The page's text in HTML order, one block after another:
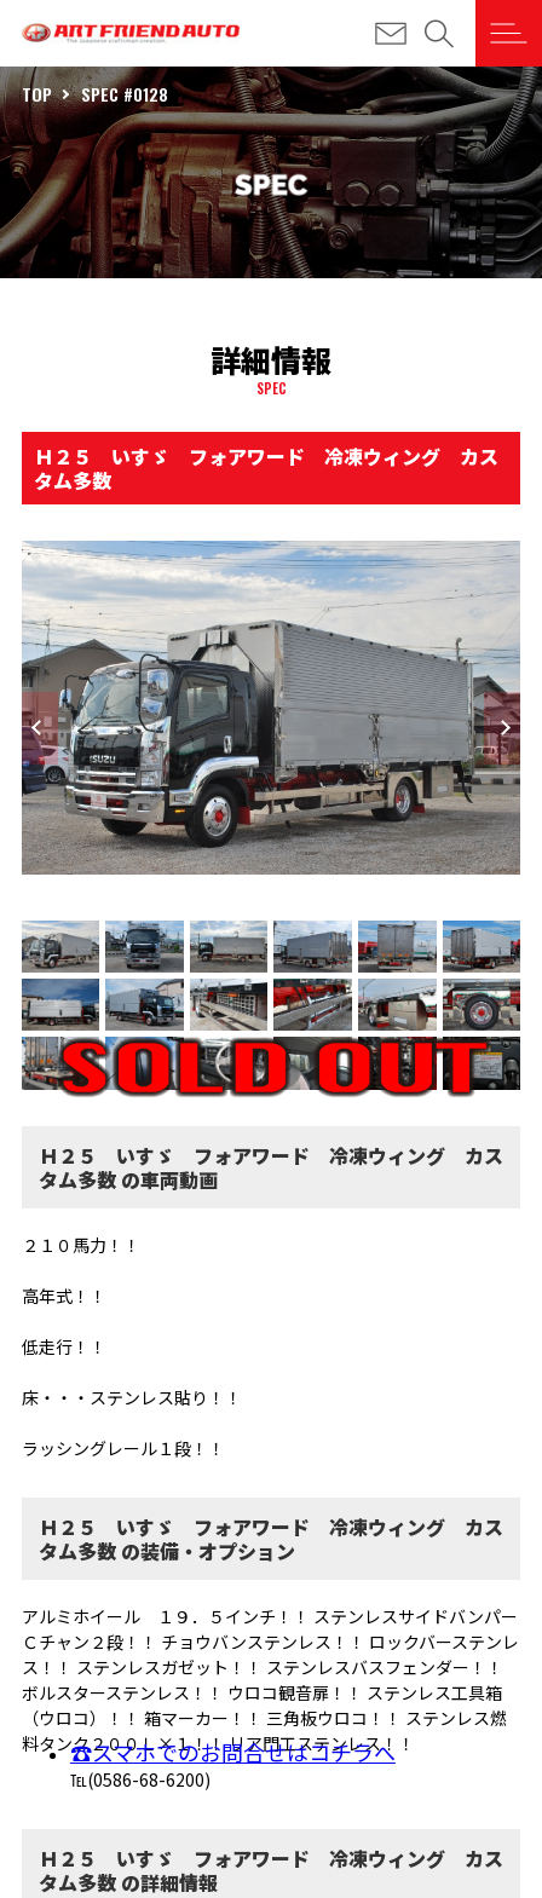
TOP SPEC #0128
詳細情報
SPEC
Ｈ２５ いすゞ フォアワード 冷凍ウィング カス
タム多数
Ｈ２５ いすゞ フォアワード 冷凍ウィング カス
タム多数 の車両動画
２１０馬力！！
高年式！！
低走行！！
床・・・ステンレス貼り！！
ラッシングレール１段！！
Ｈ２５ いすゞ フォアワード 冷凍ウィング カス
タム多数 の装備・オプション
アルミホイール １９．５インチ！！ ステンレスサイドバンパー
Ｃチャン２段！！ チョウバンステンレス！！ ロックバーステンレ
ス！！ ステンレスガゼット！！ ステンレスバスフェンダー！！
ボルスターステンレス！！ ウロコ観音扉！！ ステンレス工具箱
（ウロコ）！！ 箱マーカー！！ 三角板ウロコ！！ ステンレス燃
料タンク２００Ｌ×１！！ リア門工ステンレス！！
☎スマホでのお問合せはコチラへ
℡(0586-68-6200)
Ｈ２５ いすゞ フォアワード 冷凍ウィング カス
タム多数 の詳細情報